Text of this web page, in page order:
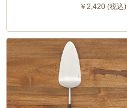
￥2,420 (税込)